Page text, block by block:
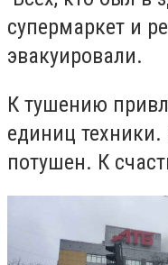
супермаркет и
эвакуировали.
К тушению
единиц
потушен. К